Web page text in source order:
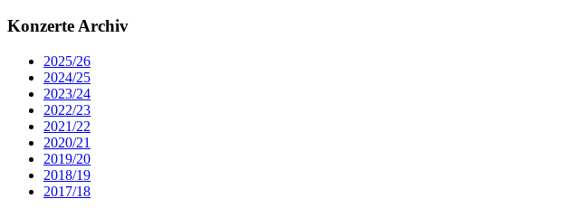
Konzerte Archiv
2025/26
2024/25
2023/24
2022/23
2021/22
2020/21
2019/20
2018/19
2017/18